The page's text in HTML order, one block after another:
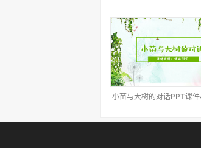
小苗与大树的对话PPT课